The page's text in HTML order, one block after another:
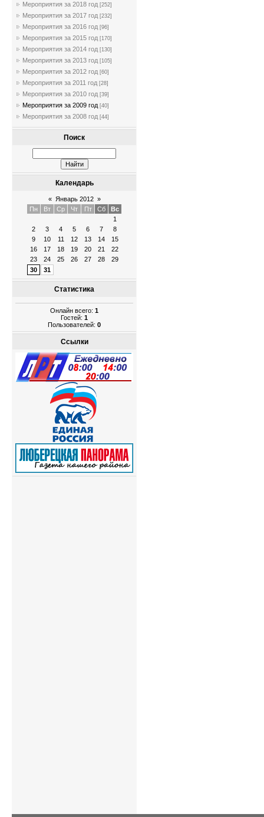
Мероприятия за 2018 год [252]
Мероприятия за 2017 год [232]
Мероприятия за 2016 год [96]
Мероприятия за 2015 год [170]
Мероприятия за 2014 год [130]
Мероприятия за 2013 год [105]
Мероприятия за 2012 год [60]
Мероприятия за 2011 год [28]
Мероприятия за 2010 год [39]
Мероприятия за 2009 год [40]
Мероприятия за 2008 год [44]
Поиск
Календарь
« Январь 2012 »
Пн
Вт Ср Чт Пт Сб
Вс
1
2
3 4 5 6 7
8
9
10 11 12 13 14
15
16
17 18 19 20 21
22
23
24 25 26 27 28
29
30
31
Статистика
Онлайн всего: 1
Гостей: 1
Пользователей: 0
Ссылки